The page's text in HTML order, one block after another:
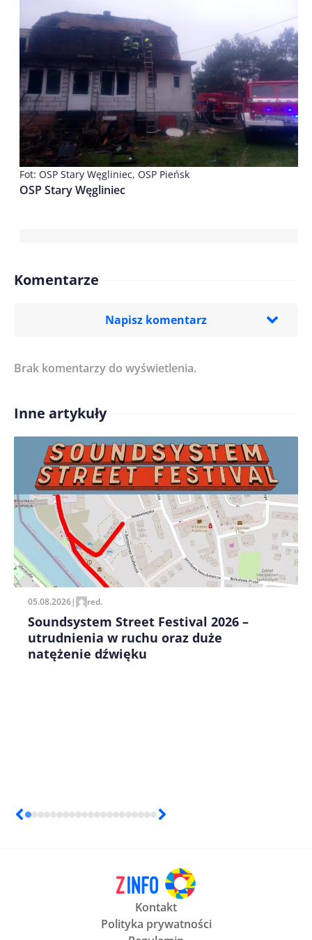
Fot: OSP Stary Węgliniec, OSP Pieńsk
OSP Stary Węgliniec
Komentarze
Napisz komentarz
Treść komentarza*
Imię/ Nick*
Zapamiętaj moje dane w tej przeglądarce podczas
pisania kolejnych komentarzy.
Brak komentarzy do wyświetlenia.
Inne artykuły
05.08.2026| red.
Soundsystem Street Festival 2026 –
utrudnienia w ruchu oraz duże
natężenie dźwięku
Kontakt
Polityka prywatności